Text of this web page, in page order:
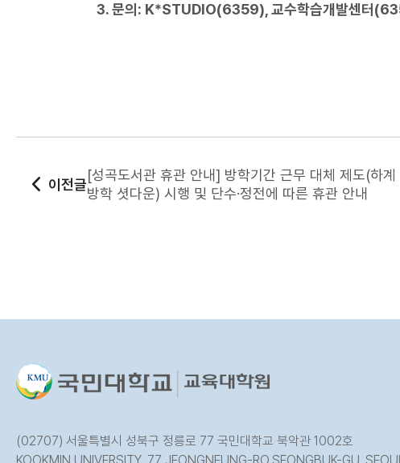
3. 문의: K*STUDIO(6359), 교수학습개발센터
이전글
[성곡도서관 휴관 안내] 방학기간 근무 대체 제도(하계
방학 셧다운) 시행 및 단수·정전에 따른 휴관 안내
(02707) 서울특별시 성북구 정릉로 77 국민대학교 북악관 1002호